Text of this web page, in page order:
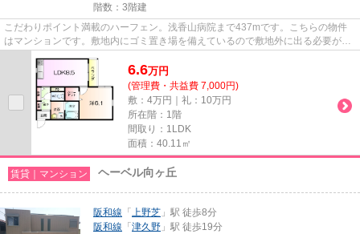
階数：3階建
こだわりポイント満載のハーフェン。浅香山病院まで437mです。こちらの物件
はマンションです。敷地内にゴミ置き場を備えているので敷地外に出る必要が無
6.6万円
(管理費・共益費 7,000円)
敷：4万円｜礼：10万円
所在階：1階
間取り：1LDK
面積：40.11㎡
賃貸｜マンション ヘーベル向ヶ丘
阪和線 「 上野芝 」駅 徒歩8分
阪和線 「 津久野 」駅 徒歩19分